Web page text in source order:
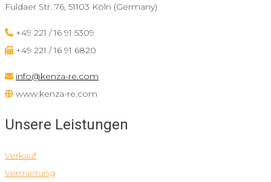
Fuldaer Str. 76, 51103 Köln (Germany)
+49 221 / 16 91 5309
+49 221 / 16 91 6820
info@kenza-re.com
www.kenza-re.com
Unsere Leistungen
Verkauf
Vermietung